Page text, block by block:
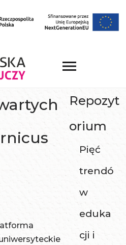
Repozyt
orium
Pięć
trendó
w
eduka
cji i